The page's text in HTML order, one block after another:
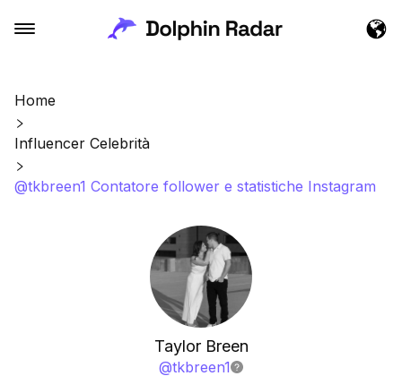
Home
Influencer Celebrità
@tkbreen1 Contatore follower e statistiche Instagram
Taylor Breen
@tkbreen1